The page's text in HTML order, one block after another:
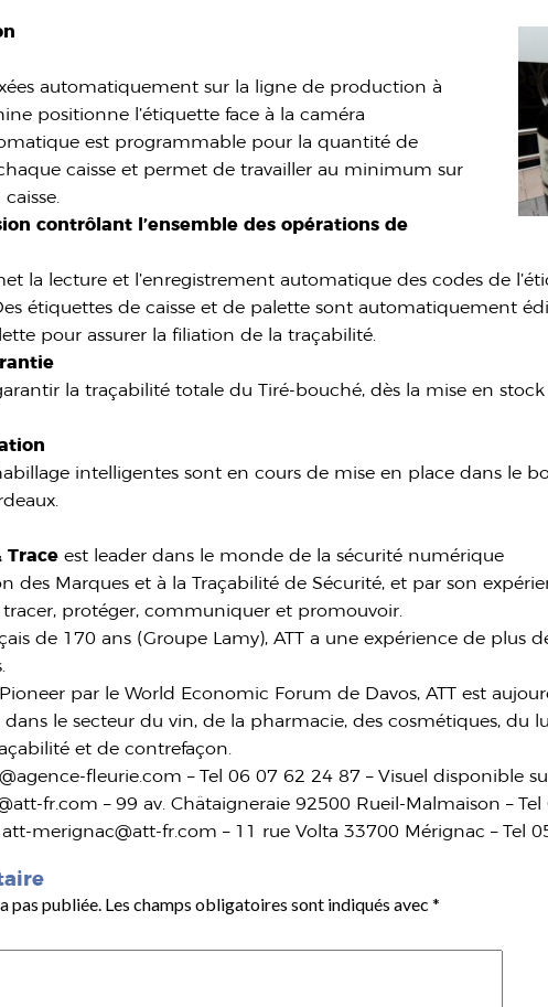
automatiquement sur la ligne de production à
positionne l’étiquette face à la caméra
est programmable pour la quantité de
caisse et permet de travailler au minimum sur
contrôlant l’ensemble des opérations de
la lecture et l’enregistrement automatique des codes de
étiquettes de caisse et de palette sont automatiquement
pour assurer la filiation de la traçabilité.
la traçabilité totale du Tiré-bouché, dès la mise en stock
intelligentes sont en cours de mise en place dans le
Traceest leader dans le monde de la sécurité numérique
des Marques et à la Traçabilité de Sécurité, et par son
protéger, communiquer et promouvoir.
de 170 ans (Groupe Lamy), ATT a une expérience de plus
par le World Economic Forum de Davos, ATT est
le secteur du vin, de la pharmacie, des cosmétiques, du
et de contrefaçon.
fleurie.com – Tel 06 07 62 24 87 – Visuel disponible
fr.com – 99 av. Châtaigneraie 92500 Rueil-Malmaison –
merignac@att-fr.com – 11 rue Volta 33700 Mérignac – Tel
pas publiée. Les champs obligatoires sont indiqués avec*